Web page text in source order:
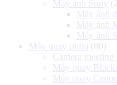
Máy ảnh Sony
Máy ảnh
Máy ảnh
Máy ảnh
Máy quay phim (80)
Camera meeting
Máy quay
Máy quay Canon